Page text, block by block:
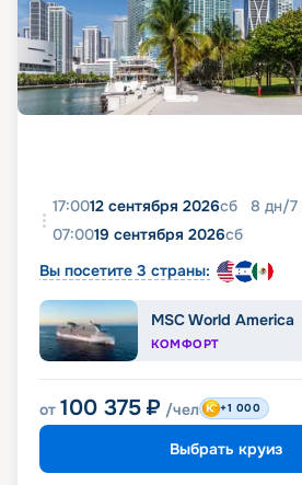
17:0012 сентября 2026сб 8 дн/7
07:0019 сентября 2026сб
Вы посетите 3 страны:
MSC World America
КОМФОРТ
от 100 375 ₽ /чел +1 000
Выбрать круиз